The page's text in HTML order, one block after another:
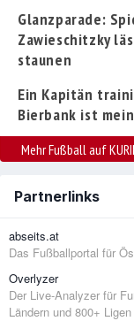
Glanzparade:
Zawieschitzky
staunen
Ein Kapitän
Bierbank ist
Mehr Fußball auf
Partnerlinks
abseits.at
Das Fußballportal für
Overlyzer
Der Live-Analyzer für
Ländern und 800+